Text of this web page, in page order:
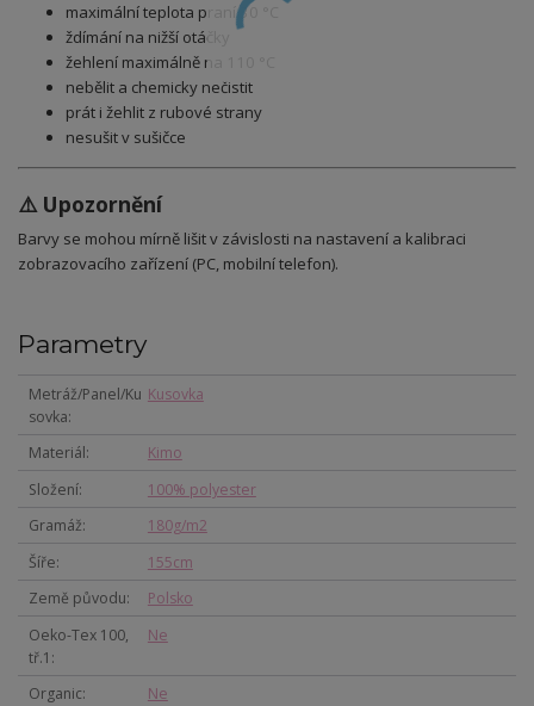
maximální teplota praní 30 °C
ždímání na nižší otáčky
žehlení maximálně na 110 °C
nebělit a chemicky nečistit
prát i žehlit z rubové strany
nesušit v sušičce
⚠️ Upozornění
Barvy se mohou mírně lišit v závislosti na nastavení a kalibraci
zobrazovacího zařízení (PC, mobilní telefon).
Parametry
Metráž/Panel/Ku
sovka
Kusovka
Materiál
Kimo
Složení
100% polyester
Gramáž
180g/m2
Šíře
155cm
Země původu
Polsko
Oeko-Tex 100,
tř.1
Ne
Organic
Ne